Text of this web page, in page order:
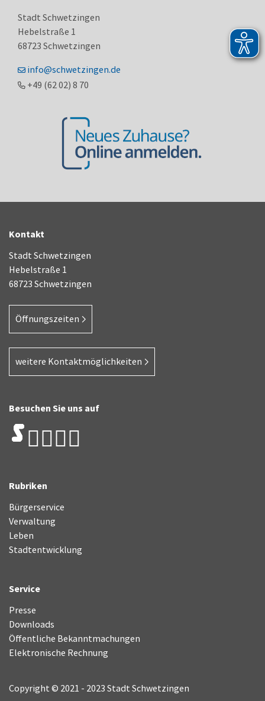
Stadt Schwetzingen
Hebelstraße 1
68723 Schwetzingen
info@schwetzingen.de
+49 (6202) 8 70
Kontakt
Stadt Schwetzingen
Hebelstraße 1
68723 Schwetzingen
Öffnungszeiten
weitere Kontaktmöglichkeiten
Besuchen Sie uns auf
Rubriken
Bürgerservice
Verwaltung
Leben
Stadtentwicklung
Service
Presse
Downloads
Öffentliche Bekanntmachungen
Elektronische Rechnung
Copyright © 2021 - 2023 Stadt Schwetzingen